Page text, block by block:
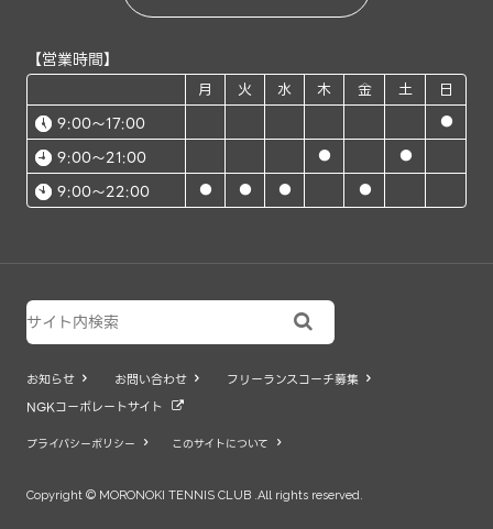
【営業時間】
月 火 水 木 金 土
日
9:00～17:00
●
9:00～21:00 ● ●
9:00～22:00 ● ● ● ●

お知らせ  お問い合わせ  フリーランスコーチ募集 
NGKコーポレートサイト 
プライバシーポリシー  このサイトについて 
Copyright © MORONOKI TENNIS CLUB .All rights reserved.